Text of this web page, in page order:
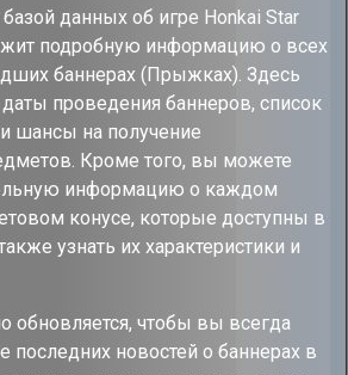
данных об игре Honkai Star
подробную информацию о всех
баннерах (Прыжках). Здесь
проведения баннеров, список
шансы на получение
Кроме того, вы можете
информацию о каждом
конусе, которые доступны в
узнать их характеристики и
обновляется, чтобы вы всегда
последних новостей о баннерах в